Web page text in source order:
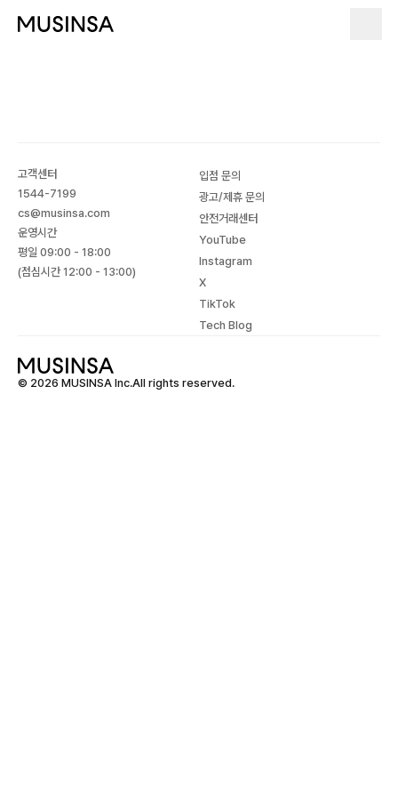
고객센터
1544-7199
cs@musinsa.com
운영시간
평일 09:00 - 18:00
(점심시간 12:00 - 13:00)
입점 문의
광고/제휴 문의
안전거래센터
YouTube
Instagram
X
TikTok
Tech Blog
© 2026 MUSINSA Inc.All rights reserved.